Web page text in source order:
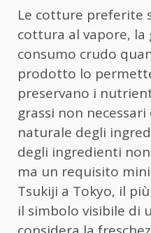
Le cotture preferite
cottura al vapore,
consumo crudo
prodotto lo
preservano i
grassi non
naturale degli
degli ingredienti
ma un requisito
Tsukiji a Tokyo, il
il simbolo visibile di